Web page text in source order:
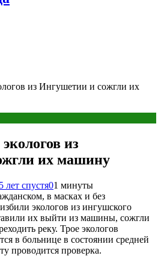
из Ингушетии и сожгли их
из
их машину
5 лет спустя01 минуты
в масках и без
экологов из ингушского
их выйти из машины, сожгли
реку. Трое экологов
в больнице в состоянии средней
проводится проверка.